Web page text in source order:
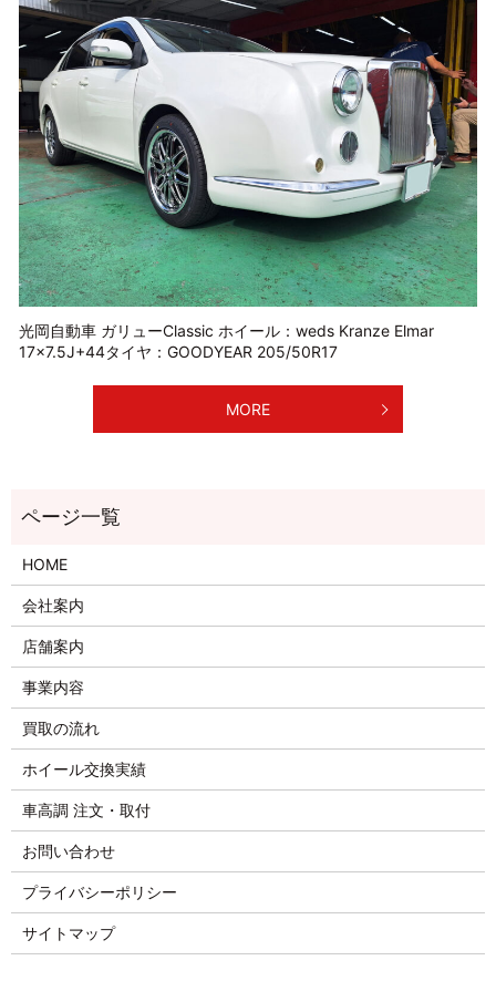
光岡自動車 ガリューClassic ホイール：weds Kranze Elmar
17×7.5J+44タイヤ：GOODYEAR 205/50R17
MORE
HOME
会社案内
店舗案内
事業内容
買取の流れ
ホイール交換実績
車高調 注文・取付
お問い合わせ
プライバシーポリシー
サイトマップ